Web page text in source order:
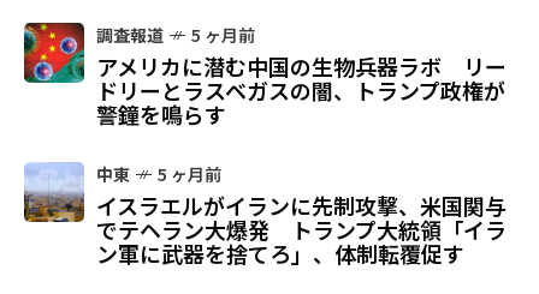
調査報道 5 ヶ月前
アメリカに潜む中国の生物兵器ラボ リー
ドリーとラスベガスの闇、トランプ政権が
警鐘を鳴らす
中東 5 ヶ月前
イスラエルがイランに先制攻撃、米国関与
でテヘラン大爆発 トランプ大統領「イラ
ン軍に武器を捨てろ」、体制転覆促す